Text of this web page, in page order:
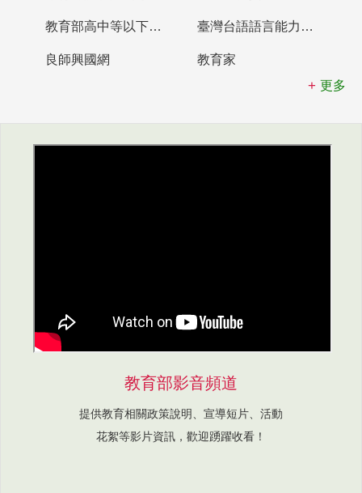
教育部高中等以下學校及幼兒園教師資格檢定考試 臺灣台語語言能力認證網站
良師興國網
教育家
更多
教育部影音頻道
提供教育相關政策說明、宣導短片、活動
花絮等影片資訊，歡迎踴躍收看！